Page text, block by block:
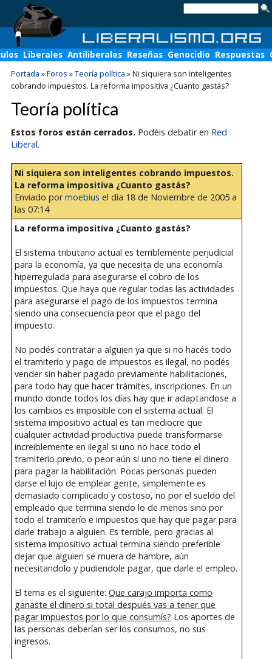
Liberales Antiliberales Reseñas Genocidio Respuestas
Portada »Foros »Teoría política »Ni siquiera son inteligentes
cobrando impuestos. La reforma impositiva ¿Cuanto gastás?
Teoría política
Estos foros están cerrados. Podéis debatir en Red
Liberal.
Ni siquiera son inteligentes cobrando impuestos.
La reforma impositiva ¿Cuanto gastás?
Enviado pormoebius el día 18 de Noviembre de 2005 a
las 07:14
La reforma impositiva ¿Cuanto gastás?
El sistema tributario actual es terriblemente perjudicial
para la economía, ya que necesita de una economía
hiperregulada para asegurarse el cobro de los
impuestos. Que haya que regular todas las actividades
para asegurarse el pago de los impuestos termina
siendo una consecuencia peor que el pago del
impuesto.
No podés contratar a alguien ya que si no hacés todo
el tramiterío y pago de impuestos es ilegal, no podés
vender sin haber pagado previamente habilitaciones,
para todo hay que hacer trámites, inscripciones. En un
mundo donde todos los días hay que ir adaptandose a
los cambios es imposible con el sistema actual. El
sistema impositivo actual es tan mediocre que
cualquier actividad productiva puede transformarse
increiblemente en ilegal si uno no hace todo el
tramiterio previo, o peor aún si uno no tiene el dinero
para pagar la habilitación. Pocas personas pueden
darse el lujo de emplear gente, simplemente es
demasiado complicado y costoso, no por el sueldo del
empleado que termina siendo lo de menos sino por
todo el tramiterío e impuestos que hay que pagar para
darle trabajo a alguien. Es terrible, pero gracias al
sistema impositivo actual termina siendo preferible
dejar que alguien se muera de hambre, aún
necesitandolo y pudiendole pagar, que darle el empleo.
El tema es el siguiente: Que carajo importa como
ganaste el dinero si total después vas a tener que
pagar impuestos por lo que consumís? Los aportes de
las personas deberían ser los consumos, no sus
ingresos.